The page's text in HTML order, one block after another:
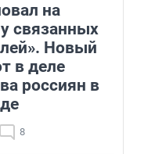
на
у связанных
Новый
в деле
россиян в
8